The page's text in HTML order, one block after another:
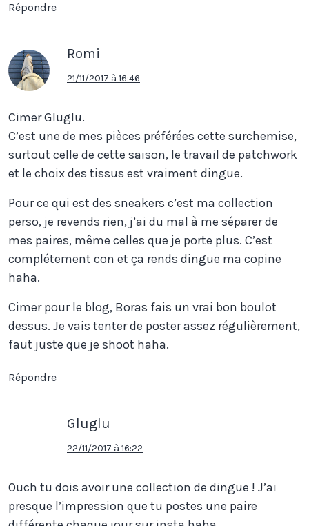
Répondre
Romi
21/11/2017 à 16:46
Cimer Gluglu.
C’est une de mes pièces préférées cette surchemise,
surtout celle de cette saison, le travail de patchwork
et le choix des tissus est vraiment dingue.
Pour ce qui est des sneakers c’est ma collection
perso, je revends rien, j’ai du mal à me séparer de
mes paires, même celles que je porte plus. C’est
complétement con et ça rends dingue ma copine
haha.
Cimer pour le blog, Boras fais un vrai bon boulot
dessus. Je vais tenter de poster assez régulièrement,
faut juste que je shoot haha.
Répondre
Gluglu
22/11/2017 à 16:22
Ouch tu dois avoir une collection de dingue ! J’ai
presque l’impression que tu postes une paire